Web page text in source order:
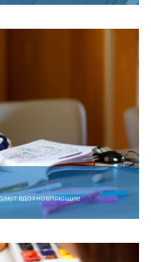
вдохновляющие